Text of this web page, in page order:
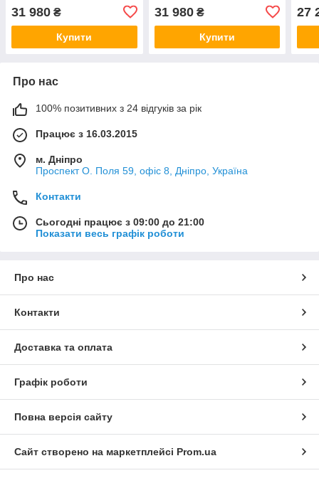
31 980 ₴
Купити
31 980₴
Купити
27
Про нас
100% позитивних з 24 відгуків за рік
Працює з 16.03.2015
м. Дніпро
Проспект О. Поля 59, офіс 8, Дніпро, Україна
Контакти
Сьогодні працює з 09:00 до 21:00
Показати весь графік роботи
Про нас
Контакти
Доставка та оплата
Графік роботи
Повна версія сайту
Сайт створено на маркетплейсі Prom.ua